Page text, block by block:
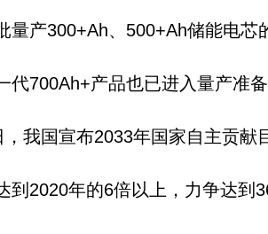
量产300+Ah、500+Ah储能电芯
代700Ah+产品也已进入量产准
，我国宣布2033年国家自主贡献
到2020年的6倍以上，力争达到